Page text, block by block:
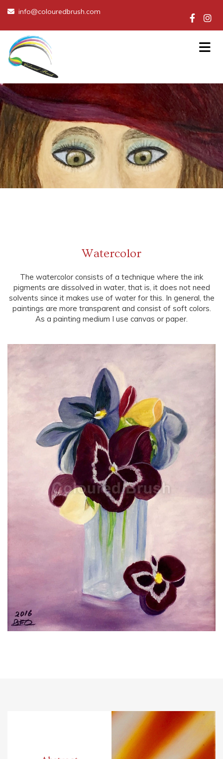
 info@colouredbrush.com
Watercolor
The watercolor consists of a technique where the ink
pigments are dissolved in water, that is, it does not need
solvents since it makes use of water for this. In general, the
paintings are more transparent and consist of soft colors.
As a painting medium I use canvas or paper.